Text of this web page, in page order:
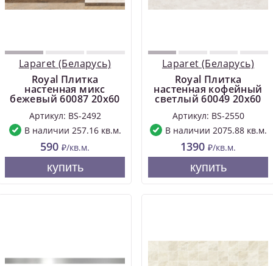
Laparet (Беларусь)
Royal Плитка
настенная микс
бежевый 60087 20х60
Артикул: BS-2492
В наличии 257.16 кв.м.
590 ₽/кв.м.
купить
Laparet (Беларусь)
Royal Плитка
настенная кофейный
светлый 60049 20х60
Артикул: BS-2550
В наличии 2075.88 кв.м.
1390 ₽/кв.м.
купить